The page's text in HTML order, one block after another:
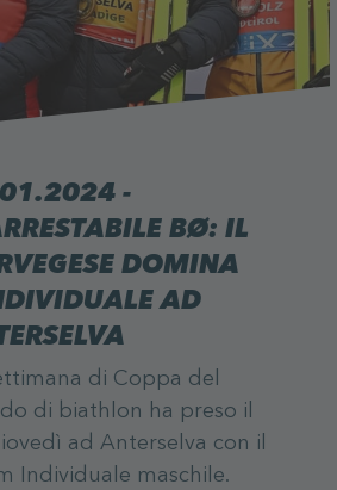
-
BØ: IL
DOMINA
AD
di Coppa del
di biathlon ha preso il
ad Anterselva con il
Individuale maschile.